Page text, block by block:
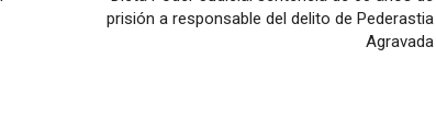
prisión a responsable del delito de Pederastia
Agravada